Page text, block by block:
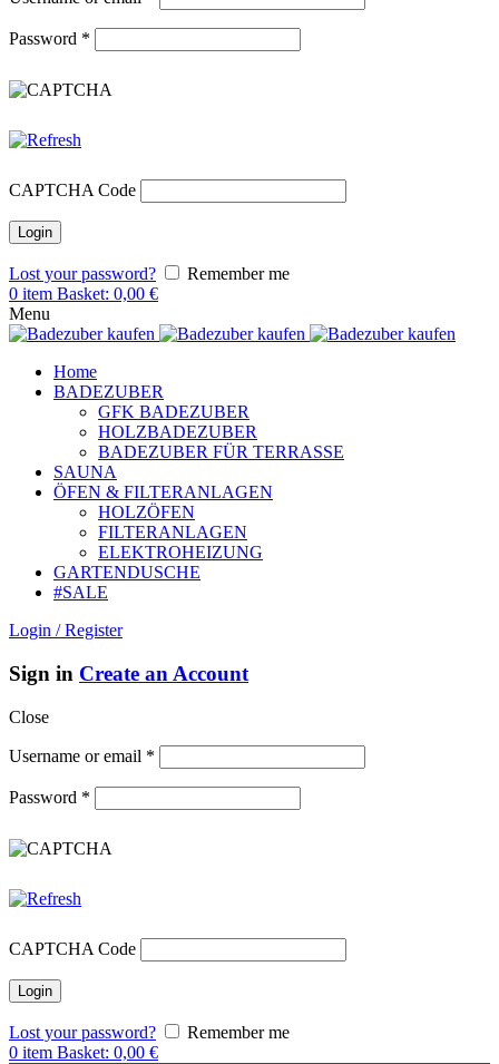
Password *
CAPTCHA Code
Lost your password?
Remember me
0 item Basket: 0,00 €
Menu
Home
BADEZUBER
GFK BADEZUBER
HOLZBADEZUBER
BADEZUBER FÜR TERRASSE
SAUNA
ÖFEN & FILTERANLAGEN
HOLZÖFEN
FILTERANLAGEN
ELEKTROHEIZUNG
GARTENDUSCHE
#SALE
Login / Register
Sign in Create an Account
Close
Username or email *
Password *
CAPTCHA Code
Lost your password?
Remember me
0 item Basket: 0,00 €